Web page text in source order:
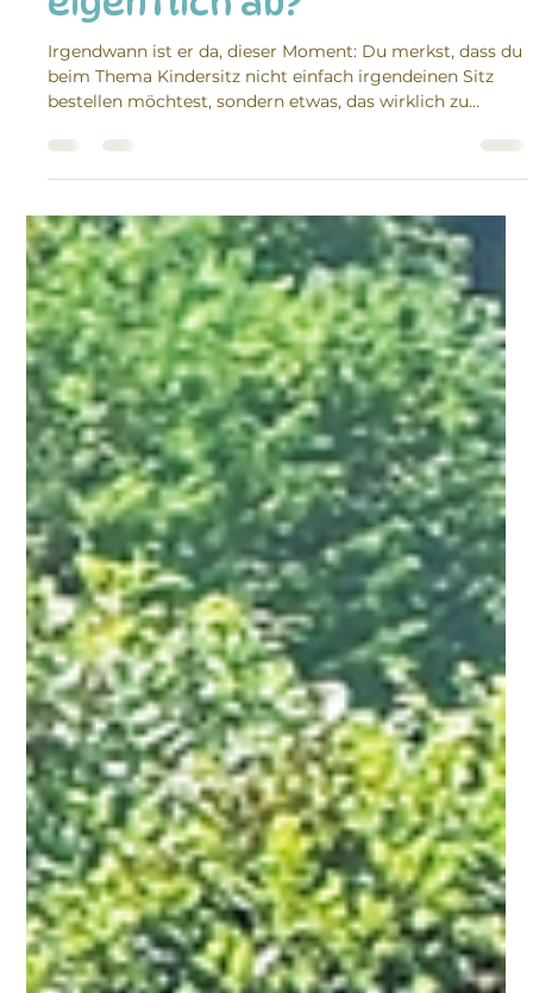
Wie läuft eine
ng bei uns
eigentlich ab?
Irgendwann ist er da, dieser Moment: Du merkst, dass du
beim Thema Kindersitz nicht einfach irgendeinen Sitz
bestellen möchtest, sondern etwas, das wirklich zu
deinem Kind, zu eurem Auto und zu eurem Alltag passt.
Genau dafür gibt es die Kindersitzberatung. Und genau
deshalb läuft sie bei uns auch nicht so ab, dass wir
einfach einen Sitz aus dem Regal zeigen und sagen: „Das
wäre der passende Sitz für eure Altersklasse.“ Wir
schauen genauer hin. Denn ein guter Kindersitz ist n